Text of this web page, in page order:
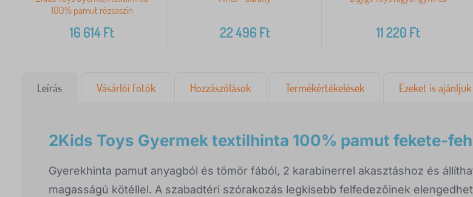
100% pamut rózsaszín
16 614Ft 22 496 Ft 11 220 Ft
Leírás Vásárlói fotók Hozzászólások Termékértékelések Ezeket is ajánljuk
2Kids Toys Gyermek textilhinta 100% pamut fekete-
Gyerekhinta pamut anyagból és tömör fából, 2 karabinerrel akasztáshoz és
magasságú kötéllel. A szabadtéri szórakozás legkisebb felfedezőinek